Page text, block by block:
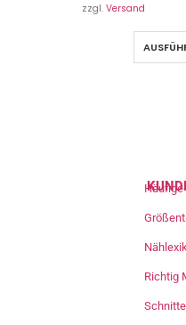
zzgl. Versand
Richtig